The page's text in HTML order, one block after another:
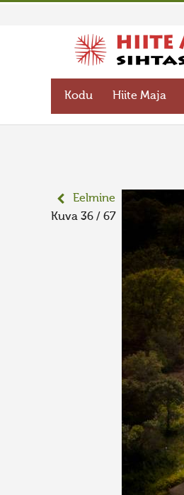
Kodu Hiite Maja
Eelmine
Kuva 36 / 67